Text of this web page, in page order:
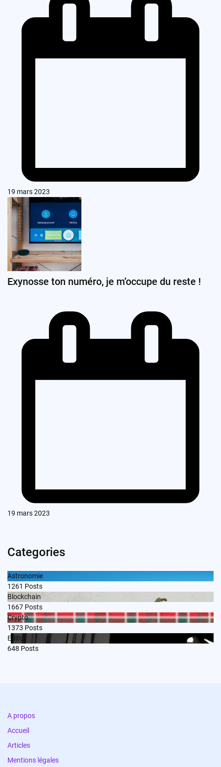
19 mars 2023
Exynosse ton numéro, je m’occupe du reste !
19 mars 2023
Categories
Astronomie
1261 Posts
Blockchain
1667 Posts
Crypto
1373 Posts
Edito
648 Posts
A propos
Accueil
Articles
Mentions légales